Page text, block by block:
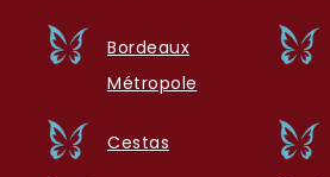
Bordeaux
Métropole
Cestas